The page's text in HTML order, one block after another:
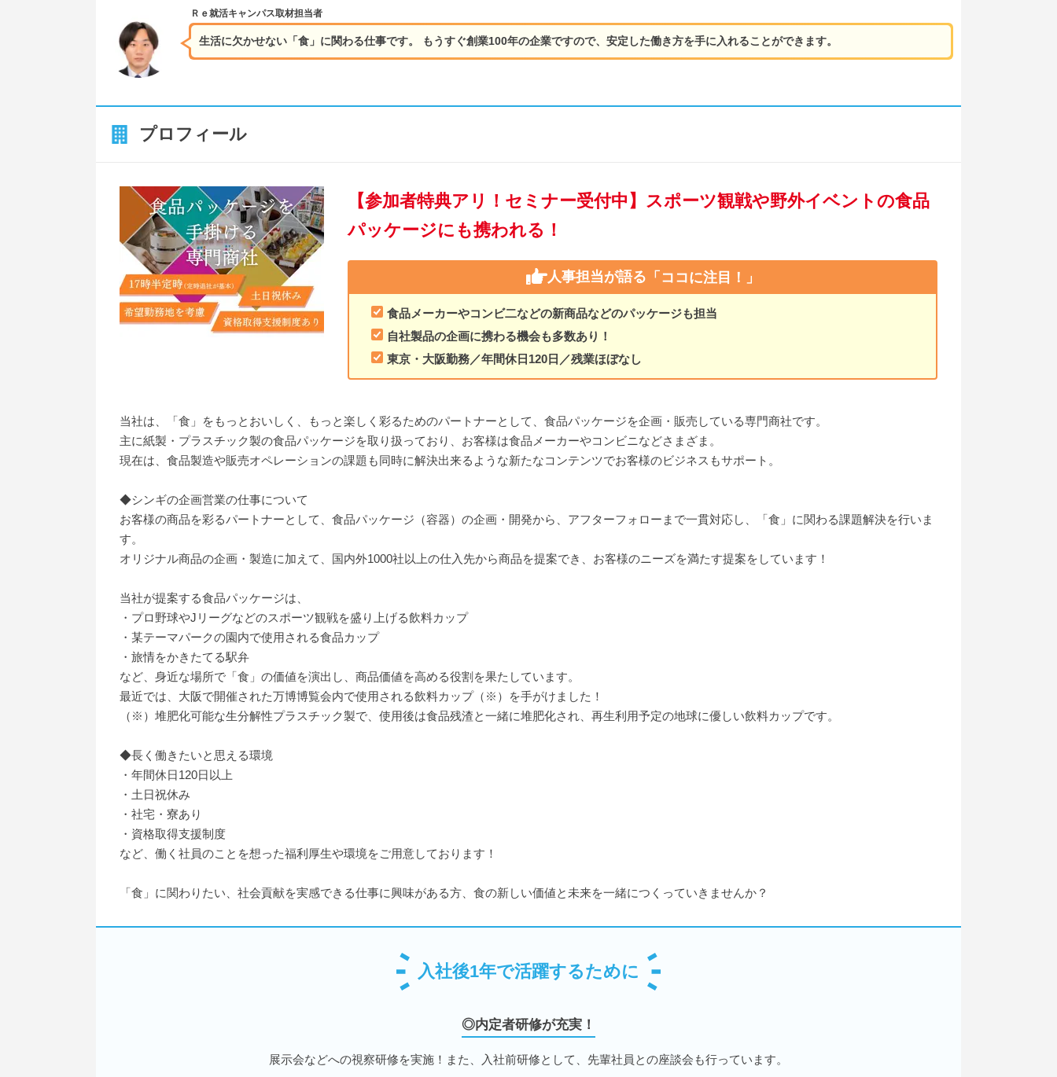
生活に欠かせない「食」に関わる仕事です。 もうすぐ創業100年の企業ですので、安定した働き方を手に入れることができます。
Ｒｅ就活キャンパス取材担当者
プロフィール
【参加者特典アリ！セミナー受付中】スポーツ観戦や野外イベントの食品
パッケージにも携われる！
人事担当が語る 「ココに注目！」
食品メーカーやコンビ二などの新商品などのパッケージも担当
自社製品の企画に携わる機会も多数あり！
東京・大阪勤務／年間休日120日／残業ほぼなし
当社は、「食」をもっとおいしく、もっと楽しく彩るためのパートナーとして、食品パッケージを企画・販売している専門商社です。
主に紙製・プラスチック製の食品パッケージを取り扱っており、お客様は食品メーカーやコンビニなどさまざま。
現在は、食品製造や販売オペレーションの課題も同時に解決出来るような新たなコンテンツでお客様のビジネスもサポート。
◆シンギの企画営業の仕事について
お客様の商品を彩るパートナーとして、食品パッケージ（容器）の企画・開発から、アフターフォローまで一貫対応し、「食」に関わる課題解決を行いま
す。
オリジナル商品の企画・製造に加えて、国内外1000社以上の仕入先から商品を提案でき、お客様のニーズを満たす提案をしています！
当社が提案する食品パッケージは、
・プロ野球やJリーグなどのスポーツ観戦を盛り上げる飲料カップ
・某テーマパークの園内で使用される食品カップ
・旅情をかきたてる駅弁
など、身近な場所で「食」の価値を演出し、商品価値を高める役割を果たしています。
最近では、大阪で開催された万博博覧会内で使用される飲料カップ（※）を手がけました！
（※）堆肥化可能な生分解性プラスチック製で、使用後は食品残渣と一緒に堆肥化され、再生利用予定の地球に優しい飲料カップです。
◆長く働きたいと思える環境
・年間休日120日以上
・土日祝休み
・社宅・寮あり
・資格取得支援制度
など、働く社員のことを想った福利厚生や環境をご用意しております！
「食」に関わりたい、社会貢献を実感できる仕事に興味がある方、食の新しい価値と未来を一緒につくっていきませんか？
入社後1年で活躍するために
◎内定者研修が充実！
展示会などへの視察研修を実施！また、入社前研修として、先輩社員との座談会も行っています。